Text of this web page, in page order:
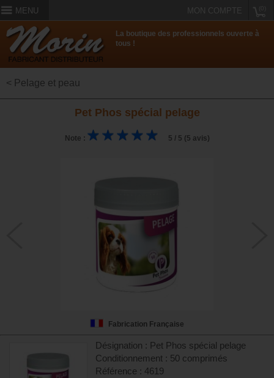
MENU MON COMPTE
La boutique des professionnels ouverte à
tous !
< Pelage et peau
Pet Phos spécial pelage
Note : 5 / 5 (5 avis)
Fabrication Française
Désignation : Pet Phos spécial pelage
Conditionnement : 50 comprimés
Référence : 4619